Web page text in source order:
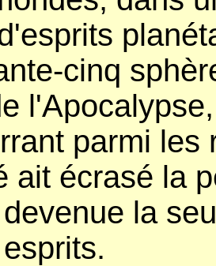
cinq
parmi les
ait écrasé la
la